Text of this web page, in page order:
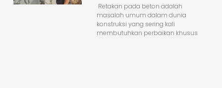
Retakan pada beton adalah
masalah umum dalam dunia
konstruksi yang sering kali
membutuhkan perbaikan khusus